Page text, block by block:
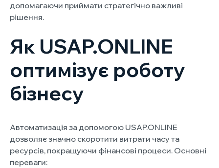
допомагаючи приймати стратегічно важливі
рішення.
Як USAP.ONLINE
оптимізує роботу
бізнесу
Автоматизація за допомогою USAP.ONLINE
дозволяє значно скоротити витрати часу та
ресурсів, покращуючи фінансові процеси. Основні
переваги: